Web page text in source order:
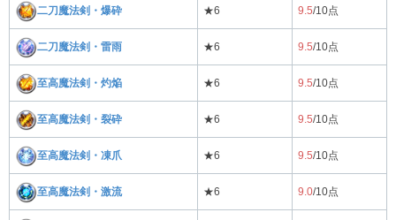
二刀魔法剣・爆砕 ★6 9.5/10点
二刀魔法剣・雷雨 ★6 9.5/10点
至高魔法剣・灼焔 ★6 9.5/10点
至高魔法剣・裂砕 ★6 9.5/10点
至高魔法剣・凍爪 ★6 9.5/10点
至高魔法剣・激流 ★6 9.0/10点